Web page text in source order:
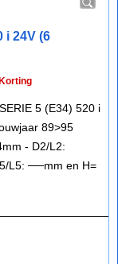
i 24V (6
5 (E34) 520 i
89>95
- D2/L2:
L5: ──mm en H=